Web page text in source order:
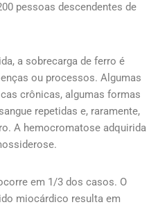
pessoas descendentes de
a sobrecarga de ferro é
ou processos. Algumas
crônicas, algumas formas
repetidas e, raramente,
A hemocromatose adquirida
em 1/3 dos casos. O
miocárdico resulta em